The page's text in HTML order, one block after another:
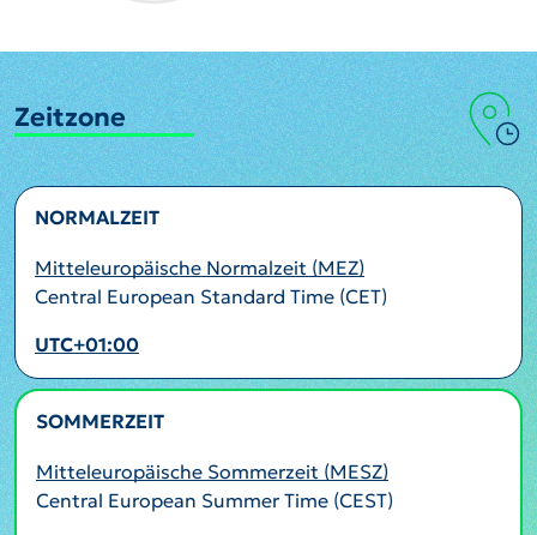
Zeitzone
NORMALZEIT
Mitteleuropäische Normalzeit (MEZ)
Central European Standard Time (CET)
UTC+01:00
SOMMERZEIT
Mitteleuropäische Sommerzeit (MESZ)
Central European Summer Time (CEST)